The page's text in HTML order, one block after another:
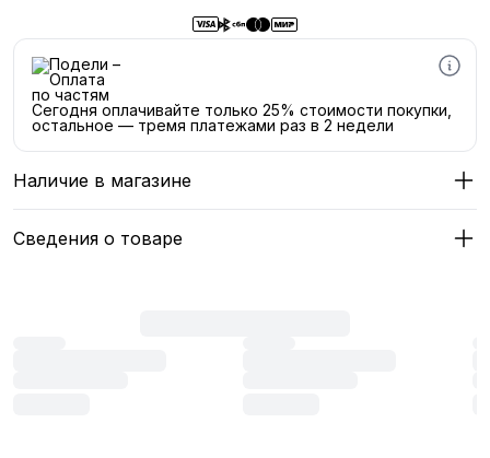
Сегодня оплачивайте только 25% стоимости покупки,
остальное — тремя платежами раз в 2 недели
Наличие в магазине
Сведения о товаре